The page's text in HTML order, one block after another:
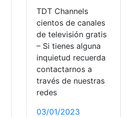
TDT Channels
cientos de canales
de televisión gratis
– Si tienes alguna
inquietud recuerda
contactarnos a
través de nuestras
redes
03/01/2023